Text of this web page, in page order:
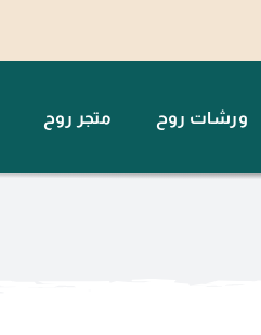
ورشات روح متجر روح